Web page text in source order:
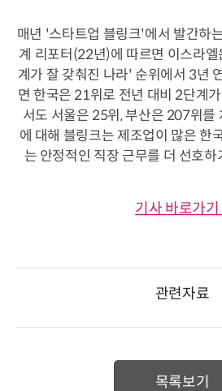
매년 '스타트업 블링크'에서 발간하
계 리포터(22년)에 따르면 이스라
계가 잘 갖춰진 나라' 순위에서 3년
면 한국은 21위로 전년 대비 2단계
서도 서울은 25위, 부산은 207위를
에 대해 블링크는 제조업이 많은 한
는 안정적인 직장 근무를 더 선호
기사 바로가기
관련자료
목록보기